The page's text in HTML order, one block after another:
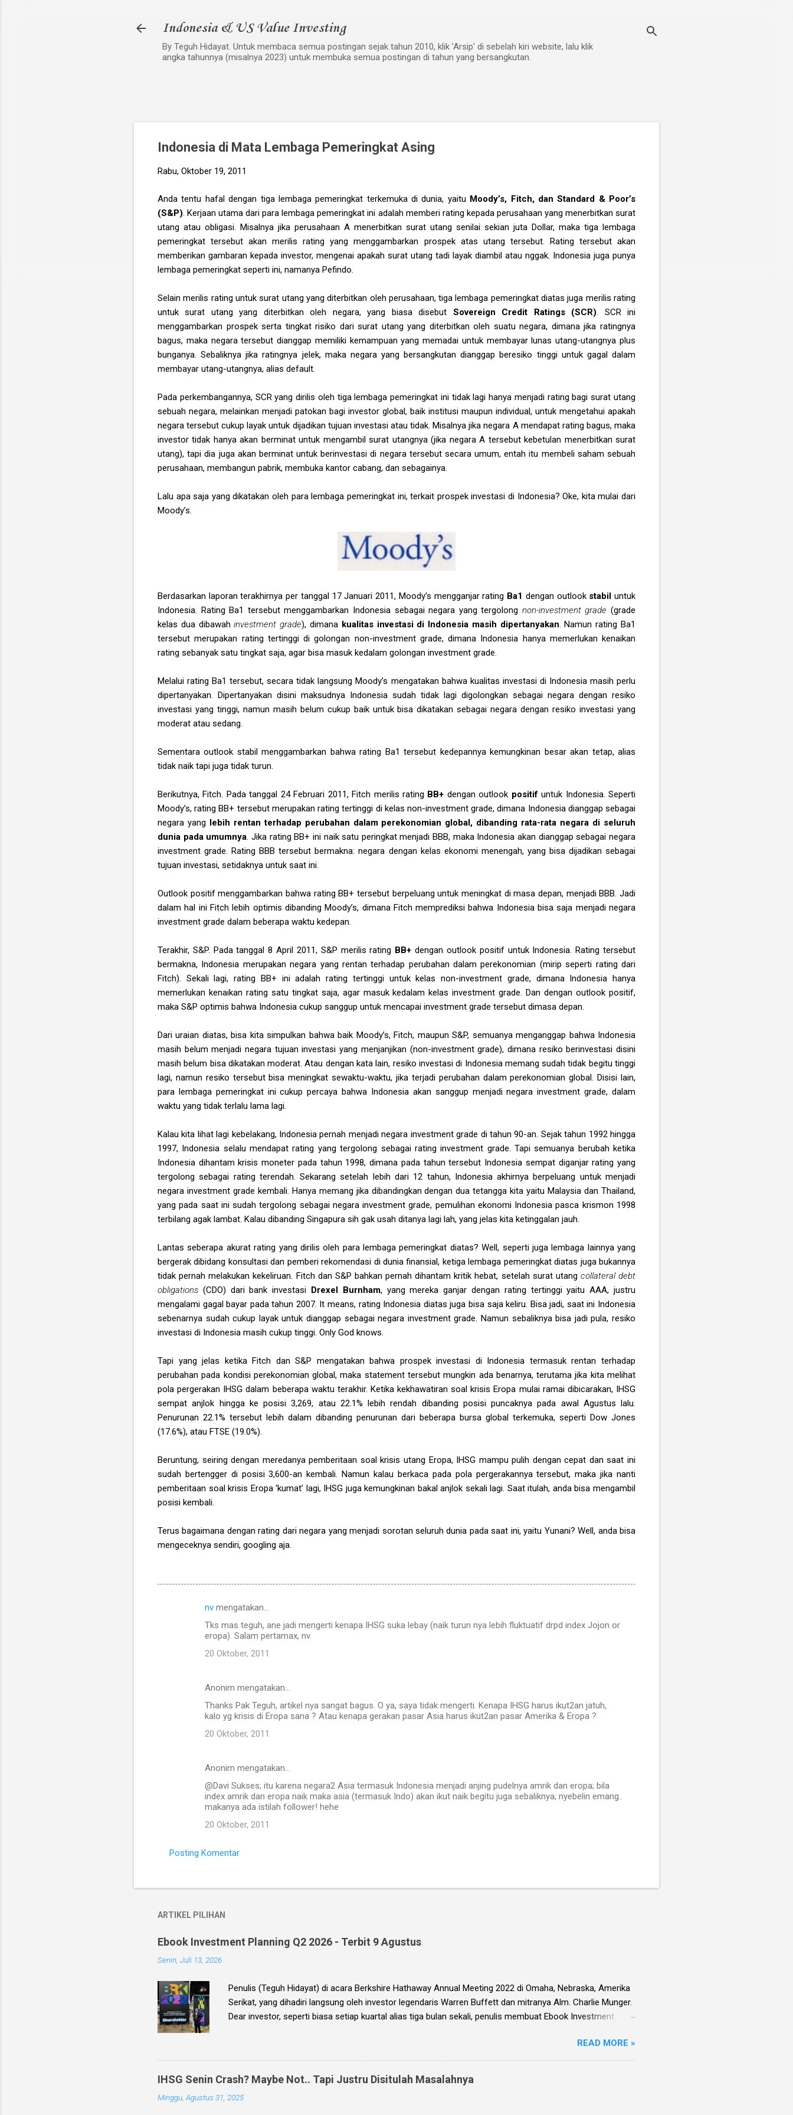
Indonesia & US Value Investing
By Teguh Hidayat. Untuk membaca semua postingan sejak tahun 2010, klik 'Arsip' di sebelah kiri website, lalu klik
angka tahunnya (misalnya 2023) untuk membuka semua postingan di tahun yang bersangkutan.
Indonesia di Mata Lembaga Pemeringkat Asing
Rabu, Oktober 19, 2011
Anda tentu hafal dengan tiga lembaga pemeringkat terkemuka di dunia, yaitu Moody’s, Fitch, dan Standard & Poor’s
(S&P) . Kerjaan utama dari para lembaga pemeringkat ini adalah memberi rating kepada perusahaan yang menerbitkan surat
utang atau obligasi. Misalnya jika perusahaan A menerbitkan surat utang senilai sekian juta Dollar, maka tiga lembaga
pemeringkat tersebut akan merilis rating yang menggambarkan prospek atas utang tersebut. Rating tersebut akan
memberikan gambaran kepada investor, mengenai apakah surat utang tadi layak diambil atau nggak. Indonesia juga punya
lembaga pemeringkat seperti ini, namanya Pefindo.
Selain merilis rating untuk surat utang yang diterbitkan oleh perusahaan, tiga lembaga pemeringkat diatas juga merilis rating
untuk surat utang yang diterbitkan oleh negara, yang biasa disebut Sovereign Credit Ratings (SCR) . SCR ini
menggambarkan prospek serta tingkat risiko dari surat utang yang diterbitkan oleh suatu negara, dimana jika ratingnya
bagus, maka negara tersebut dianggap memiliki kemampuan yang memadai untuk membayar lunas utang-utangnya plus
bunganya. Sebaliknya jika ratingnya jelek, maka negara yang bersangkutan dianggap beresiko tinggi untuk gagal dalam
membayar utang-utangnya, alias default.
Pada perkembangannya, SCR yang dirilis oleh tiga lembaga pemeringkat ini tidak lagi hanya menjadi rating bagi surat utang
sebuah negara, melainkan menjadi patokan bagi investor global, baik institusi maupun individual, untuk mengetahui apakah
negara tersebut cukup layak untuk dijadikan tujuan investasi atau tidak. Misalnya jika negara A mendapat rating bagus, maka
investor tidak hanya akan berminat untuk mengambil surat utangnya (jika negara A tersebut kebetulan menerbitkan surat
utang), tapi dia juga akan berminat untuk berinvestasi di negara tersebut secara umum, entah itu membeli saham sebuah
perusahaan, membangun pabrik, membuka kantor cabang, dan sebagainya.
Lalu apa saja yang dikatakan oleh para lembaga pemeringkat ini, terkait prospek investasi di Indonesia? Oke, kita mulai dari
Moody’s.
Berdasarkan laporan terakhirnya per tanggal 17 Januari 2011, Moody’s mengganjar rating Ba1 dengan outlook stabil untuk
Indonesia. Rating Ba1 tersebut menggambarkan Indonesia sebagai negara yang tergolong non-investment grade (grade
kelas dua dibawahinvestment grade), dimana kualitas investasi di Indonesia masih dipertanyakan. Namun rating Ba1
tersebut merupakan rating tertinggi di golongan non-investment grade, dimana Indonesia hanya memerlukan kenaikan
rating sebanyak satu tingkat saja, agar bisa masuk kedalam golongan investment grade.
Melalui rating Ba1 tersebut, secara tidak langsung Moody’s mengatakan bahwa kualitas investasi di Indonesia masih perlu
dipertanyakan. Dipertanyakan disini maksudnya Indonesia sudah tidak lagi digolongkan sebagai negara dengan resiko
investasi yang tinggi, namun masih belum cukup baik untuk bisa dikatakan sebagai negara dengan resiko investasi yang
moderat atau sedang.
Sementara outlook stabil menggambarkan bahwa rating Ba1 tersebut kedepannya kemungkinan besar akan tetap, alias
tidak naik tapi juga tidak turun.
Berikutnya, Fitch. Pada tanggal 24 Februari 2011, Fitch merilis rating BB+ dengan outlook positif untuk Indonesia. Seperti
Moody’s, rating BB+ tersebut merupakan rating tertinggi di kelas non-investment grade, dimana Indonesia dianggap sebagai
negara yang
lebih rentan terhadap perubahan dalam perekonomian global, dibanding rata-rata negara di seluruh
dunia pada umumnya. Jika rating BB+ ini naik satu peringkat menjadi BBB, maka Indonesia akan dianggap sebagai negara
investment grade. Rating BBB tersebut bermakna: negara dengan kelas ekonomi menengah, yang bisa dijadikan sebagai
tujuan investasi, setidaknya untuk saat ini.
Outlook positif menggambarkan bahwa rating BB+ tersebut berpeluang untuk meningkat di masa depan, menjadi BBB. Jadi
dalam hal ini Fitch lebih optimis dibanding Moody’s, dimana Fitch memprediksi bahwa Indonesia bisa saja menjadi negara
investment grade dalam beberapa waktu kedepan.
Terakhir, S&P. Pada tanggal 8 April 2011, S&P merilis rating BB+ dengan outlook positif untuk Indonesia. Rating tersebut
bermakna, Indonesia merupakan negara yang rentan terhadap perubahan dalam perekonomian (mirip seperti rating dari
Fitch). Sekali lagi, rating BB+ ini adalah rating tertinggi untuk kelas non-investment grade, dimana Indonesia hanya
memerlukan kenaikan rating satu tingkat saja, agar masuk kedalam kelas investment grade. Dan dengan outlook positif,
maka S&P optimis bahwa Indonesia cukup sanggup untuk mencapai investment grade tersebut dimasa depan.
Dari uraian diatas, bisa kita simpulkan bahwa baik Moody’s, Fitch, maupun S&P, semuanya menganggap bahwa Indonesia
masih belum menjadi negara tujuan investasi yang menjanjikan (non-investment grade), dimana resiko berinvestasi disini
masih belum bisa dikatakan moderat. Atau dengan kata lain, resiko investasi di Indonesia memang sudah tidak begitu tinggi
lagi, namun resiko tersebut bisa meningkat sewaktu-waktu, jika terjadi perubahan dalam perekonomian global. Disisi lain,
para lembaga pemeringkat ini cukup percaya bahwa Indonesia akan sanggup menjadi negara investment grade, dalam
waktu yang tidak terlalu lama lagi.
Kalau kita lihat lagi kebelakang, Indonesia pernah menjadi negara investment grade di tahun 90-an. Sejak tahun 1992 hingga
1997, Indonesia selalu mendapat rating yang tergolong sebagai rating investment grade. Tapi semuanya berubah ketika
Indonesia dihantam krisis moneter pada tahun 1998, dimana pada tahun tersebut Indonesia sempat diganjar rating yang
tergolong sebagai rating terendah. Sekarang setelah lebih dari 12 tahun, Indonesia akhirnya berpeluang untuk menjadi
negara investment grade kembali. Hanya memang jika dibandingkan dengan dua tetangga kita yaitu Malaysia dan Thailand,
yang pada saat ini sudah tergolong sebagai negara investment grade, pemulihan ekonomi Indonesia pasca krismon 1998
terbilang agak lambat. Kalau dibanding Singapura sih gak usah ditanya lagi lah, yang jelas kita ketinggalan jauh.
Lantas seberapa akurat rating yang dirilis oleh para lembaga pemeringkat diatas? Well, seperti juga lembaga lainnya yang
bergerak dibidang konsultasi dan pemberi rekomendasi di dunia finansial, ketiga lembaga pemeringkat diatas juga bukannya
tidak pernah melakukan kekeliruan. Fitch dan S&P bahkan pernah dihantam kritik hebat, setelah surat utang collateral debt
obligations (CDO) dari bank investasi Drexel Burnham, yang mereka ganjar dengan rating tertinggi yaitu AAA, justru
mengalami gagal bayar pada tahun 2007. It means, rating Indonesia diatas juga bisa saja keliru. Bisa jadi, saat ini Indonesia
sebenarnya sudah cukup layak untuk dianggap sebagai negara investment grade. Namun sebaliknya bisa jadi pula, resiko
investasi di Indonesia masih cukup tinggi. Only God knows.
Tapi yang jelas ketika Fitch dan S&P mengatakan bahwa prospek investasi di Indonesia termasuk rentan terhadap
perubahan pada kondisi perekonomian global, maka statement tersebut mungkin ada benarnya, terutama jika kita melihat
pola pergerakan IHSG dalam beberapa waktu terakhir. Ketika kekhawatiran soal krisis Eropa mulai ramai dibicarakan, IHSG
sempat anjlok hingga ke posisi 3,269, atau 22.1% lebih rendah dibanding posisi puncaknya pada awal Agustus lalu.
Penurunan 22.1% tersebut lebih dalam dibanding penurunan dari beberapa bursa global terkemuka, seperti Dow Jones
(17.6%), atau FTSE (19.0%).
Beruntung, seiring dengan meredanya pemberitaan soal krisis utang Eropa, IHSG mampu pulih dengan cepat dan saat ini
sudah bertengger di posisi 3,600-an kembali. Namun kalau berkaca pada pola pergerakannya tersebut, maka jika nanti
pemberitaan soal krisis Eropa ‘kumat’ lagi, IHSG juga kemungkinan bakal anjlok sekali lagi. Saat itulah, anda bisa mengambil
posisi kembali.
Terus bagaimana dengan rating dari negara yang menjadi sorotan seluruh dunia pada saat ini, yaitu Yunani? Well, anda bisa
mengeceknya sendiri, googling aja.
nv mengatakan…
Tks mas teguh, ane jadi mengerti kenapa IHSG suka lebay (naik turun nya lebih fluktuatif drpd index Jojon or
eropa). Salam pertamax, nv.
20 Oktober, 2011
Anonim mengatakan…
Thanks Pak Teguh, artikel nya sangat bagus. O ya, saya tidak mengerti. Kenapa IHSG harus ikut2an jatuh,
kalo yg krisis di Eropa sana ? Atau kenapa gerakan pasar Asia harus ikut2an pasar Amerika & Eropa ?
20 Oktober, 2011
Anonim mengatakan…
@Davi Sukses; itu karena negara2 Asia termasuk Indonesia menjadi anjing pudelnya amrik dan eropa; bila
index amrik dan eropa naik maka asia (termasuk Indo) akan ikut naik begitu juga sebaliknya; nyebelin emang..
makanya ada istilah follower! hehe
20 Oktober, 2011
Posting Komentar
ARTIKEL PILIHAN
Ebook Investment Planning Q2 2026 - Terbit 9 Agustus
Senin, Juli 13, 2026
Penulis (Teguh Hidayat) di acara Berkshire Hathaway Annual Meeting 2022 di Omaha, Nebraska, Amerika
Serikat, yang dihadiri langsung oleh investor legendaris Warren Buffett dan mitranya Alm. Charlie Munger.
Dear investor, seperti biasa setiap kuartal alias tiga bulan sekali, penulis membuat Ebook Investment
Bursa Efek Indonesia (BEI), yang kali ini didasarkan pada laporan keuangan para emiten untuk periode Q2
2026 . Ebook ini diharapkan akan menjadi panduan bagi anda (dan juga bagi penulis sendiri) untuk memilih
saham yang bagus untuk trading jangka pendek, investasi jangka menengah, dan panjang.
READ MORE »
IHSG Senin Crash? Maybe Not.. Tapi Justru Disitulah Masalahnya
Minggu, Agustus 31, 2025